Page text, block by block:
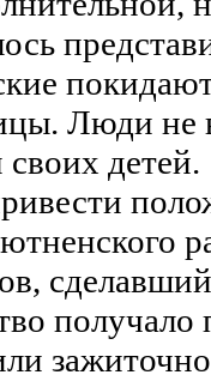
Люди не
своих детей.
получало